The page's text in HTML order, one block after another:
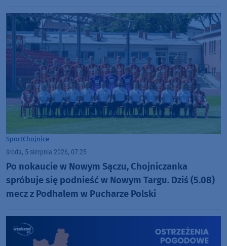
SportChojnice
środa, 5 sierpnia 2026, 07:25
Po nokaucie w Nowym Sączu, Chojniczanka
spróbuje się podnieść w Nowym Targu. Dziś (5.08)
mecz z Podhalem w Pucharze Polski